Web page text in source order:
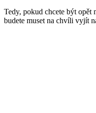
Tedy, pokud chcete být opět
budete muset na chvíli vyjít